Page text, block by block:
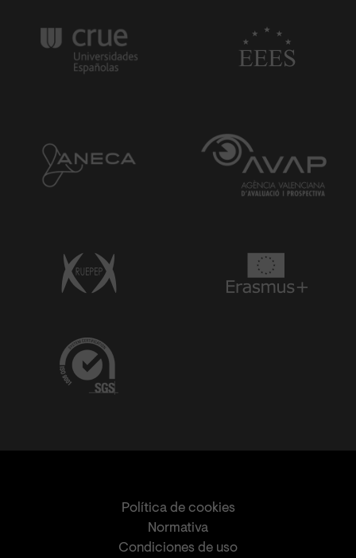
Política de cookies
Normativa
Condiciones de uso